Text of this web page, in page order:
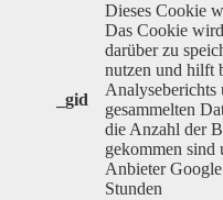
_gid
Dieses Cookie
Das Cookie
darüber zu
nutzen und hilft
Analyseberichts
gesammelten
die Anzahl der
gekommen sind
Anbieter
Stunden